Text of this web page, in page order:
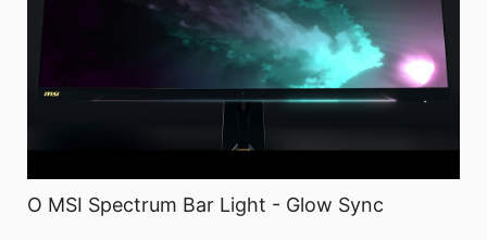
O MSI Spectrum Bar Light - Glow Sync